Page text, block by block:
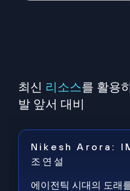
최신 리소스를 활용
발 앞서 대비
Nikesh Arora:
조연설
에이전틱 시대의 도래